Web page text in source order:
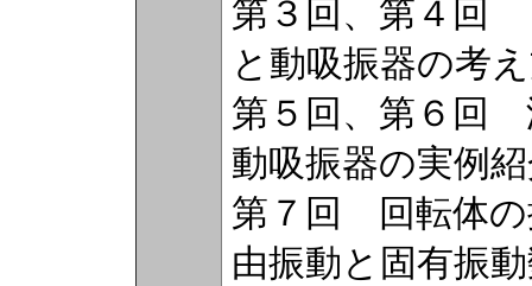
第３回、第４回
と動吸振器の考
第５回、第６回
動吸振器の実例
第７回 回転体の
由振動と固有振